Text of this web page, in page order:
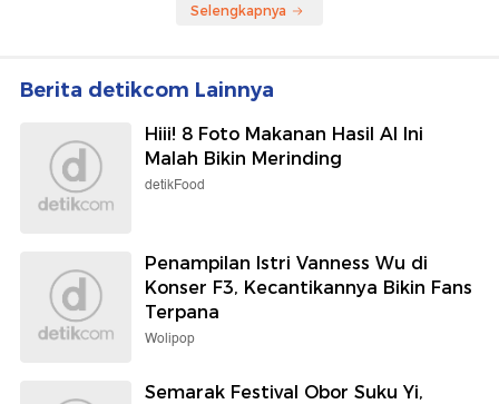
Selengkapnya
Berita detikcom Lainnya
Hiii! 8 Foto Makanan Hasil AI Ini
Malah Bikin Merinding
detikFood
Penampilan Istri Vanness Wu di
Konser F3, Kecantikannya Bikin Fans
Terpana
Wolipop
Semarak Festival Obor Suku Yi,